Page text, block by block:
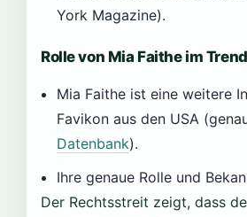
York Magazine).
Rolle von Mia Faithe im Trend
Mia Faithe ist eine weitere
Favikon aus den USA
Datenbank).
Ihre genaue Rolle und
Der Rechtsstreit zeigt, dass